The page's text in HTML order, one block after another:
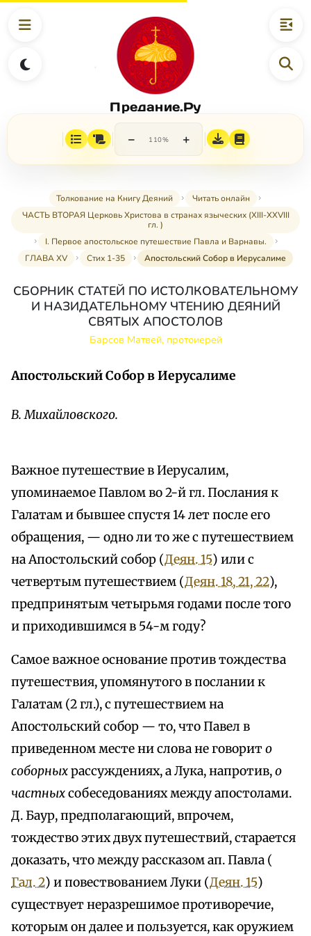
Предание.Ру
− 110% +
Толкование на Книгу Деяний
Читать онлайн
ЧАСТЬ ВТОРАЯ Церковь Христова в странах языческих (XIII-XXVIII
гл. )
I. Первое апостольское путешествие Павла и Варнавы.
ГЛАВА XV
Стих 1-35 Апостольский Собор в Иерусалиме
СБОРНИК СТАТЕЙ ПО ИСТОЛКОВАТЕЛЬНОМУ
И НАЗИДАТЕЛЬНОМУ ЧТЕНИЮ ДЕЯНИЙ
СВЯТЫХ АПОСТОЛОВ
Барсов Матвей, протоиерей
Апостольский Собор в Иерусалиме
В. Михайловского.
Важное путешествие в Иерусалим,
упоминаемое Павлом во 2-й гл. Послания к
Галатам и бывшее спустя 14 лет после его
обращения, — одно ли то же с путешествием
на Апостольский собор (Деян. 15) или с
четвертым путешествием (Деян. 18, 21, 22),
предпринятым четырьмя годами после того
и приходившимся в 54-м году?
Самое важное основание против тождества
путешествия, упомянутого в послании к
Галатам (2 гл.), с путешествием на
Апостольский собор — то, что Павел в
приведенном месте ни слова не говорито
соборныхрассуждениях, а Лука, напротив,о
частныхсобеседованиях между апостолами.
Д. Баур, предполагающий, впрочем,
тождество этих двух путешествий, старается
доказать, что между рассказом ап. Павла (
Гал. 2) и повествованием Луки (Деян. 15)
существует неразрешимое противоречие,
которым он далее и пользуется, как оружием